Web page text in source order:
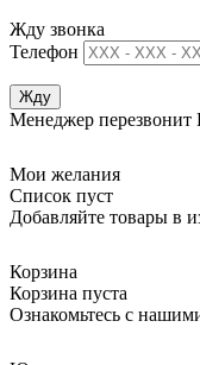
Жду звонка
Телефон
Менеджер перезвонит
Мои желания
Список пуст
Добавляйте товары в
Корзина
Корзина пуста
Ознакомьтесь с